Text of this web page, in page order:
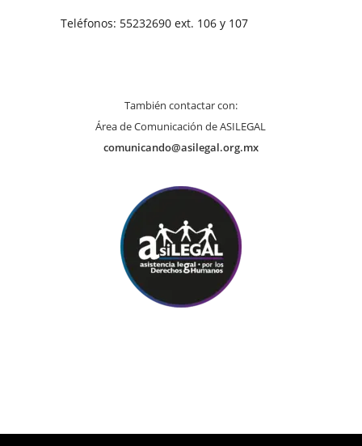
Teléfonos: 55232690 ext. 106 y 107
También contactar con:
Área de Comunicación de ASILEGAL
comunicando@asilegal.org.mx